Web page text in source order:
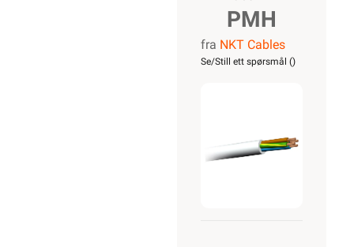
PMH
500V
fra NKT Cables
Se/Still ett spørsmål ()